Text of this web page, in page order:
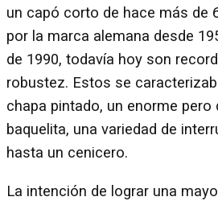
un capó corto de hace más de
por la marca alemana desde
de 1990, todavía hoy son
robustez. Estos se
chapa pintado, un enorme pero
baquelita, una variedad de
hasta un cenicero.
La intención de lograr una